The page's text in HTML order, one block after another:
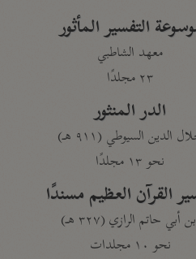
التفسير المأثور
معهد الشاطبي
٢٣ مجلدًا
الدر المنثور
الدين السيوطي (٩١١ هـ)
نحو ١٣ مجلدًا
القرآن العظيم مسندًا
أبي حاتم الرازي (٣٢٧ هـ)
نحو ١٠ مجلدات